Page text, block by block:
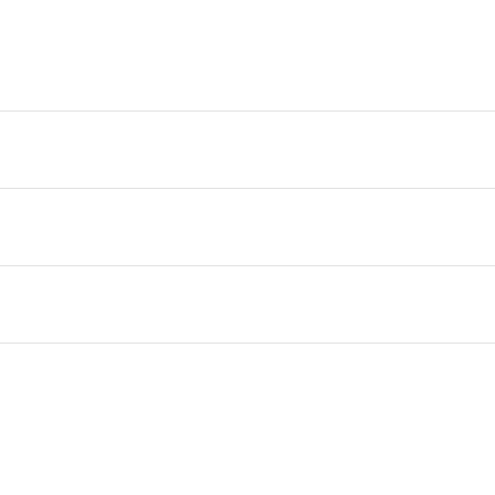
Det myke polyestermaterialet sørger for komfortabel bruk
Ikke definert,Millet